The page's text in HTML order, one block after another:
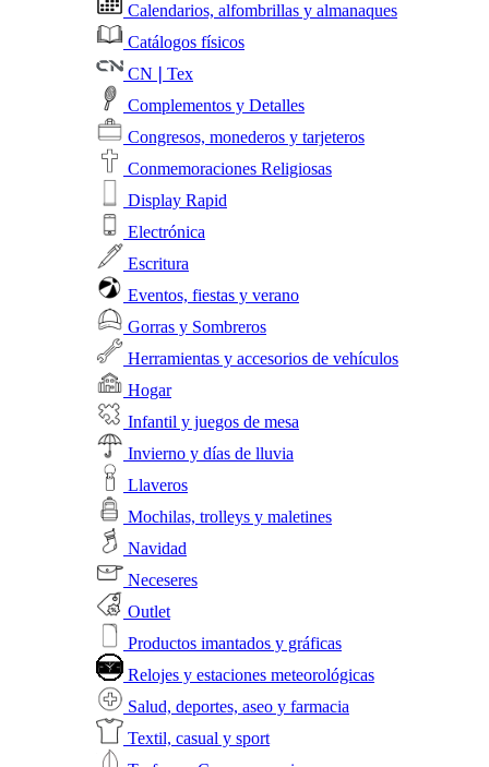
Calendarios, alfombrillas y almanaques
Catálogos físicos
CN❘Tex
Complementos y Detalles
Congresos, monederos y tarjeteros
Conmemoraciones Religiosas
Display Rapid
Electrónica
Escritura
Eventos, fiestas y verano
Gorras y Sombreros
Herramientas y accesorios de vehículos
Hogar
Infantil y juegos de mesa
Invierno y días de lluvia
Llaveros
Mochilas, trolleys y maletines
Navidad
Neceseres
Outlet
Productos imantados y gráficas
Relojes y estaciones meteorológicas
Salud, deportes, aseo y farmacia
Textil, casual y sport